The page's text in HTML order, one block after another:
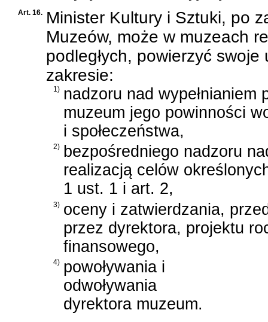
Art. 16. Minister Kultury i Sztuki, po
Muzeów, może w muzeach
podległych, powierzyć
zakresie:
1) nadzoru nad wypełnianiem
muzeum jego powinności
i społeczeństwa,
2)
bezpośredniego nadzoru
realizacją celów
1 ust. 1 i art. 2,
3) oceny i zatwierdzania,
przez dyrektora, projektu
finansowego,
4) powoływania i
odwoływania
dyrektora muzeum.